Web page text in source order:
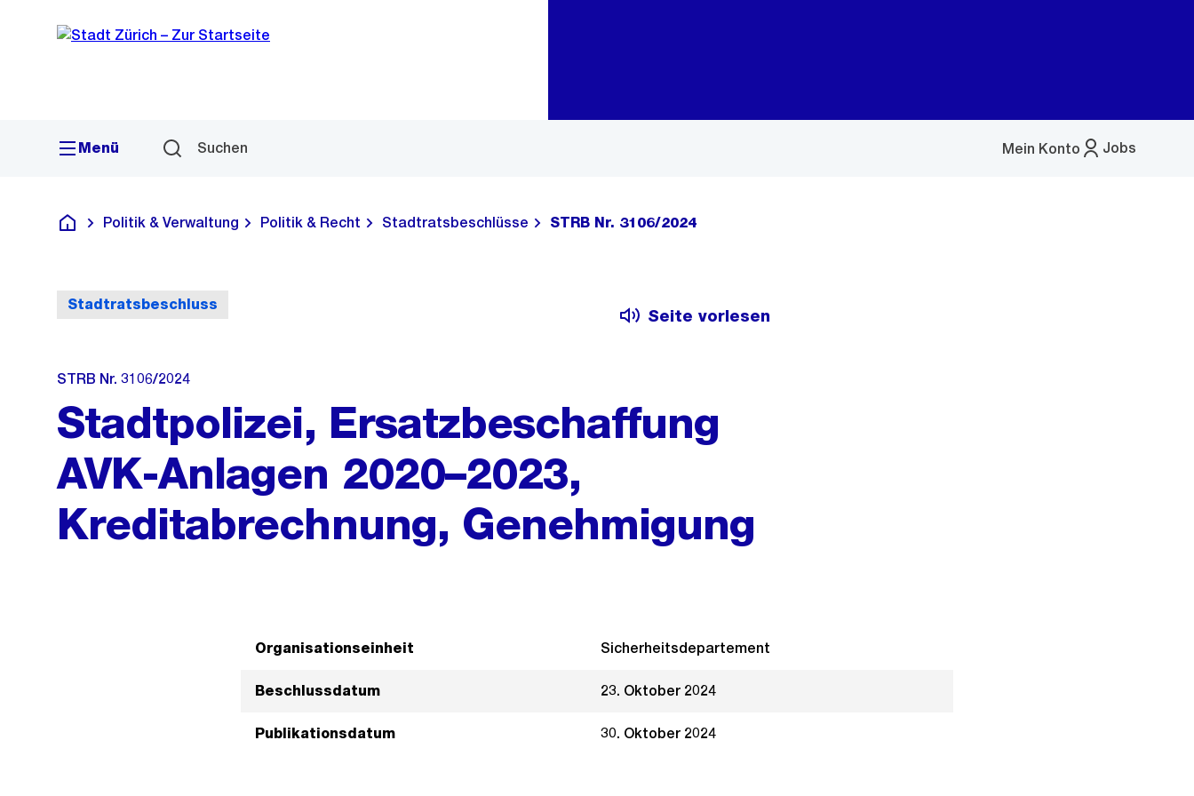
Navigation
Sprunglink
Menü Suchen Jobs
Mein Konto
Menü
Deutsch
Politik & Verwaltung Politik & Recht Stadtratsbeschlüsse STRB Nr. 3106/2024
Stadtratsbeschluss
Seite vorlesen
STRB Nr. 3106/2024
Stadtpolizei, Ersatzbeschaffung
AVK-Anlagen 2020–2023,
Kreditabrechnung, Genehmigung
Organisationseinheit Sicherheitsdepartement
Beschlussdatum 23. Oktober 2024
Publikationsdatum 30. Oktober 2024